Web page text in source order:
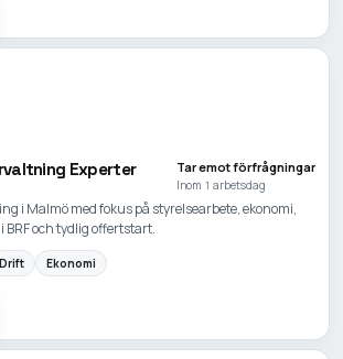
Experter Tar emot förfrågningar
Inom 1 arbetsdag
i Malmö med fokus på styrelsearbete, ekonomi,
och tydlig offertstart.
Drift Ekonomi